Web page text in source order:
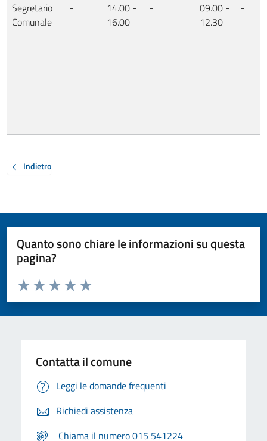
Segretario
Comunale
-
14.00 -
16.00
-
09.00 -
12.30
-
Indietro
Quanto sono chiare le informazioni su questa
pagina?
Valuta da 1 a 5 stelle la pagina
Valuta 5 stelle su 5
Valuta 4 stelle su 5
Valuta 3 stelle su 5
Valuta 2 stelle su 5
Valuta 1 stelle su 5
Contatta il comune
Leggi le domande frequenti
Richiedi assistenza
Chiama il numero 015 541224